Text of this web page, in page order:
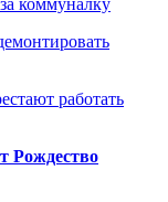
работать
Рождество